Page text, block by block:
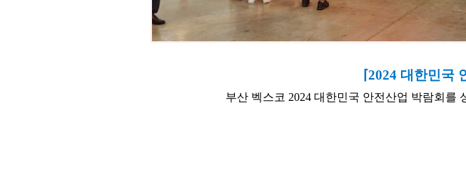
⌈2024 대한민국
부산 벡스코 2024 대한민국 안전산업 박람회를